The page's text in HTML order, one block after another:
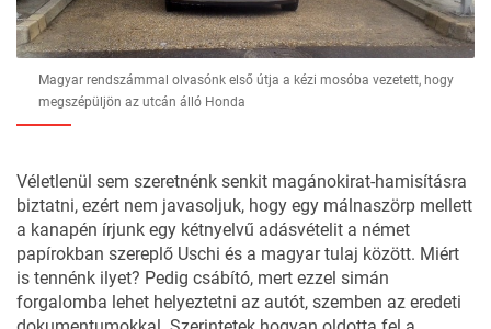
Magyar rendszámmal olvasónk első útja a kézi mosóba vezetett, hogy
megszépüljön az utcán álló Honda
Véletlenül sem szeretnénk senkit magánokirat-hamisításra
biztatni, ezért nem javasoljuk, hogy egy málnaszörp mellett
a kanapén írjunk egy kétnyelvű adásvételit a német
papírokban szereplő Uschi és a magyar tulaj között. Miért
is tennénk ilyet? Pedig csábító, mert ezzel simán
forgalomba lehet helyeztetni az autót, szemben az eredeti